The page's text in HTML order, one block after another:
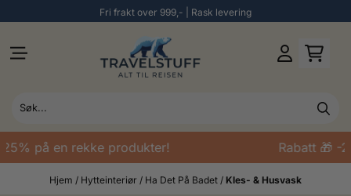
Fri frakt over 999,- | Rask levering
på en rekke produkter! Rabatt 🎁 -
Hjem / Hytteinteriør / Ha Det På Badet / Kles- & Husvask